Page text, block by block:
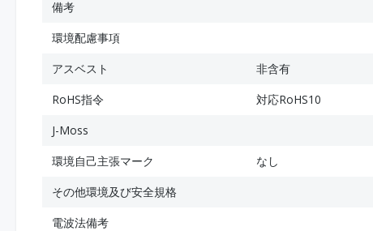
備考
環境配慮事項
アスベスト
非含有
RoHS指令
対応RoHS10
J-Moss
環境自己主張マーク
なし
その他環境及び安全規格
電波法備考